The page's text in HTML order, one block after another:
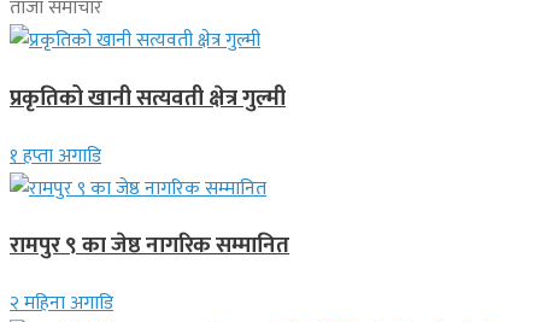
ताजा समाचार
प्रकृतिको खानी सत्यवती क्षेत्र गुल्मी
१ हप्ता अगाडि
रामपुर ९ का जेष्ठ नागरिक सम्मानित
२ महिना अगाडि